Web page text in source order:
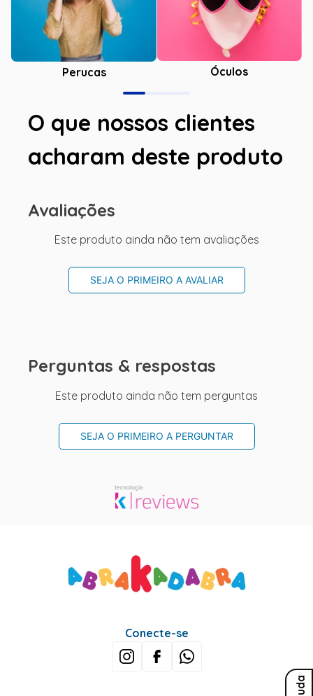
Perucas Óculos
O que nossos clientes
acharam deste produto
Avaliações
Este produto ainda não tem avaliações
SEJA O PRIMEIRO A AVALIAR
Perguntas & respostas
Este produto ainda não tem perguntas
SEJA O PRIMEIRO A PERGUNTAR
Ajuda
Conecte-se